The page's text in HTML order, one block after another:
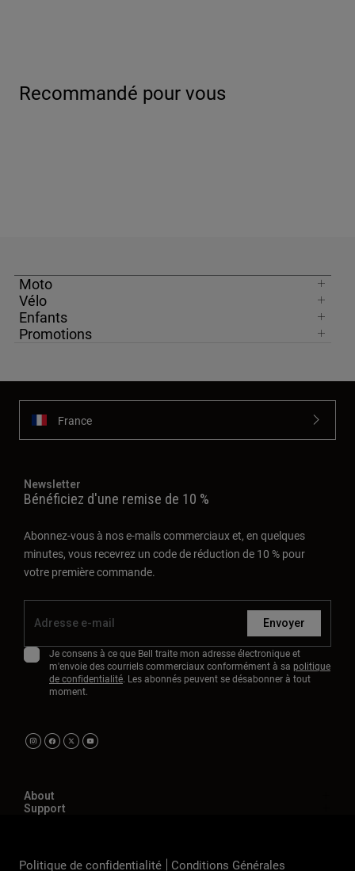
Recommandé pour vous
Moto
Vélo
Enfants
Promotions
France
Newsletter
Bénéficiez d'une remise de 10 %
Abonnez-vous à nos e-mails commerciaux et, en quelques
minutes, vous recevrez un code de réduction de 10 % pour
votre première commande.
Envoyer
Je consens à ce que Bell traite mon adresse électronique et
m'envoie des courriels commerciaux conformément à sa politique
de confidentialité. Les abonnés peuvent se désabonner à tout
moment.
About
Support
Politique de confidentialité Conditions Générales